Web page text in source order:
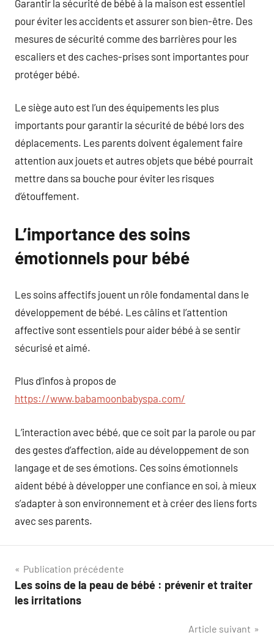
Garantir la sécurité de bébé à la maison est essentiel
pour éviter les accidents et assurer son bien-être. Des
mesures de sécurité comme des barrières pour les
escaliers et des caches-prises sont importantes pour
protéger bébé.
Le siège auto est l’un des équipements les plus
importants pour garantir la sécurité de bébé lors des
déplacements. Les parents doivent également faire
attention aux jouets et autres objets que bébé pourrait
mettre dans sa bouche pour éviter les risques
d’étouffement.
L’importance des soins
émotionnels pour bébé
Les soins affectifs jouent un rôle fondamental dans le
développement de bébé. Les câlins et l’attention
affective sont essentiels pour aider bébé à se sentir
sécurisé et aimé.
Plus d’infos à propos de
https://www.babamoonbabyspa.com/
L’interaction avec bébé, que ce soit par la parole ou par
des gestes d’affection, aide au développement de son
langage et de ses émotions. Ces soins émotionnels
aident bébé à développer une confiance en soi, à mieux
s’adapter à son environnement et à créer des liens forts
avec ses parents.
Navigation
de
Publication précédente
Les soins de la peau de bébé : prévenir et traiter
les irritations
Article suivant